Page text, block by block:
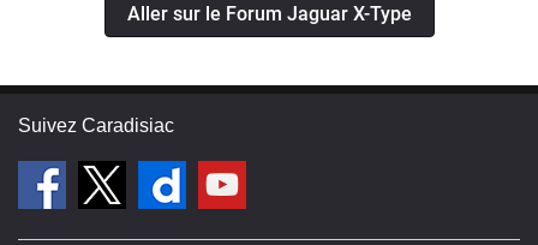
Aller sur le Forum Jaguar X-Type
Suivez Caradisiac